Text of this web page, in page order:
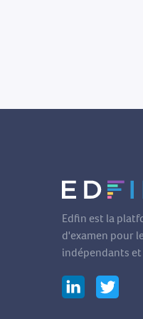
Edfin est la
d'examen pour
indépendants